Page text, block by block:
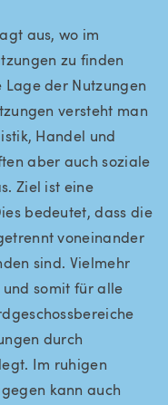
aus, wo im
zu finden
der Nutzungen
versteht man
Handel und
aber auch soziale
Ziel ist eine
bedeutet, dass die
voneinander
sind. Vielmehr
somit für alle
durch
Im ruhigen
kann auch